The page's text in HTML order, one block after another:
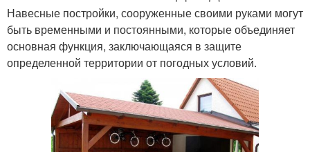
Навесные постройки, сооруженные своими руками могут
быть временными и постоянными, которые объединяет
основная функция, заключающаяся в защите
определенной территории от погодных условий.